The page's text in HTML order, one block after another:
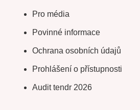
Pro média
Povinné informace
Ochrana osobních údajů
Prohlášení o přístupnosti
Audit tendr 2026